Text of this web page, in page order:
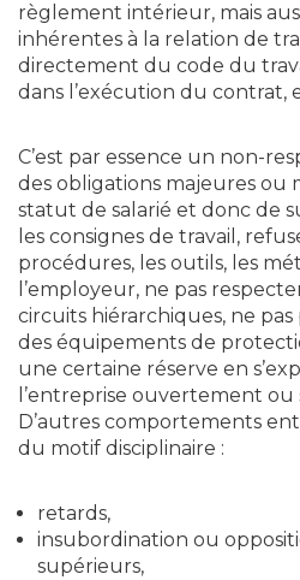
règlement intérieur, mais
inhérentes à la relation de
directement du code du
dans l’exécution du contrat,
C’est par essence un non-
des obligations majeures ou
statut de salarié et donc de
les consignes de travail,
procédures, les outils, les
l’employeur, ne pas
circuits hiérarchiques, ne
des équipements de
une certaine réserve en
l’entreprise ouvertement ou
D’autres comportements
du motif disciplinaire :
retards,
insubordination ou
supérieurs,